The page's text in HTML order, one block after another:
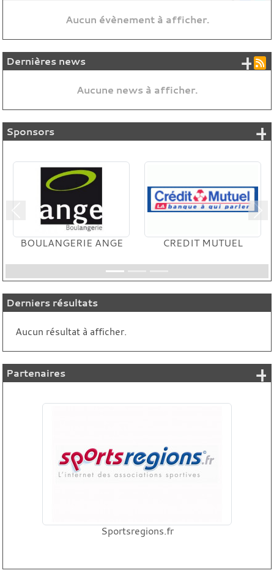
Aucun évènement à afficher.
Dernières news
Aucune news à afficher.
+
Sponsors
BOULANGERIE ANGE CREDIT MUTUEL
Précedent
Derniers résultats
Aucun résultat à afficher.
Partenaires
Sportsregions.fr